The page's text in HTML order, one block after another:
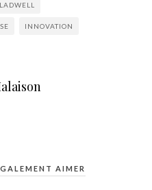
INNOVATION
AIMER